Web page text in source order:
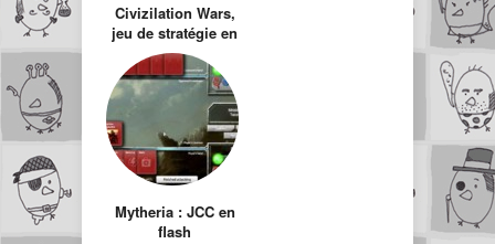
Civizilation Wars,
jeu de stratégie en
flash
Mytheria : JCC en
flash